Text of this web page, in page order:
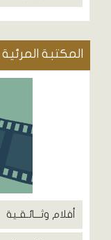
المكتبة المرئية
أفلام وثـــائـقـية